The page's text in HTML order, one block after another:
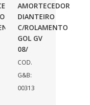
AMORTECEDOR
DIANTEIRO
C/ROLAMENTO
GOL GV
08/
COD.
G&B:
00313